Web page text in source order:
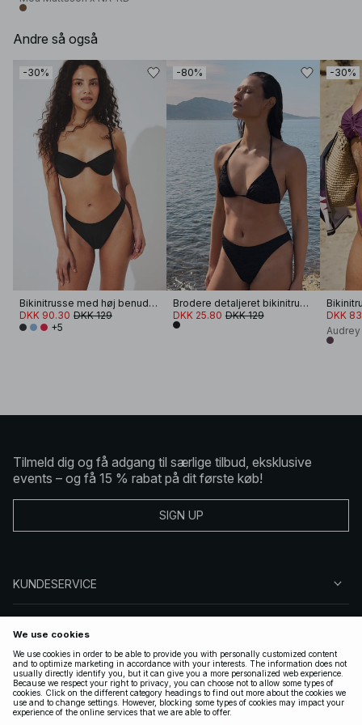
Andre så også
-30%
Bikinitrusse med høj benudskæring
DKK 90.30 DKK 129
+5
-80%
Brodere detaljeret bikinitrusse
DKK 25.80 DKK 129
-30%
DKK
Tilmeld dig og få adgang til særlige tilbud, eksklusive
events – og få 15 % rabat på dit første køb!
SIGN UP
KUNDESERVICE
FØLG OS
GYLDIGE